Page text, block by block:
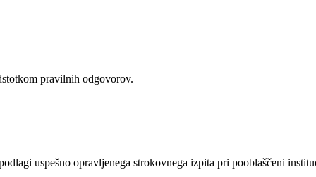
pravilnih odgovorov.
uspešno opravljenega strokovnega izpita pri pooblaščeni